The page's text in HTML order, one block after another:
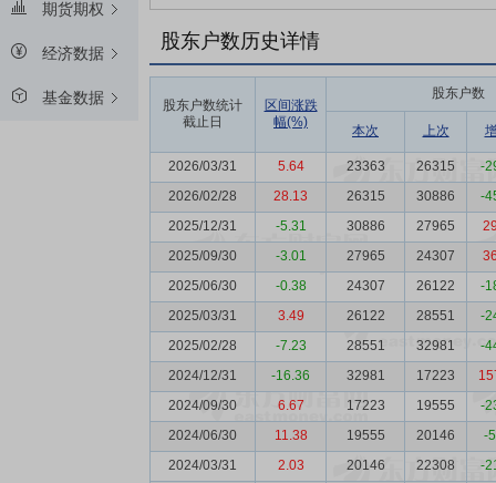
期货期权
经济数据
基金数据
股东户数历史详情
股东户数统计
截止日
区间涨跌
幅(%)
股东户数
本次 上次
2026/03/31 5.64 23363 26315
-
2026/02/28
28.13 26315 30886
-
2025/12/31
-5.31 30886 27965
2025/09/30
-3.01 27965 24307
2025/06/30
-0.38 24307 26122
-
2025/03/31
3.49 26122 28551
-
2025/02/28
-7.23 28551 32981
-
2024/12/31
-16.36 32981 17223
2024/09/30
6.67 17223 19555
-
2024/06/30
11.38 19555 20146
-
2024/03/31
2.03 20146 22308
-